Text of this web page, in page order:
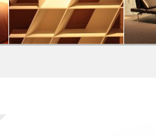
ELLE DECOR ITALIA: DESIGN FOR
LIFE
Marica Loparco
ELLE
LIFE
Marica